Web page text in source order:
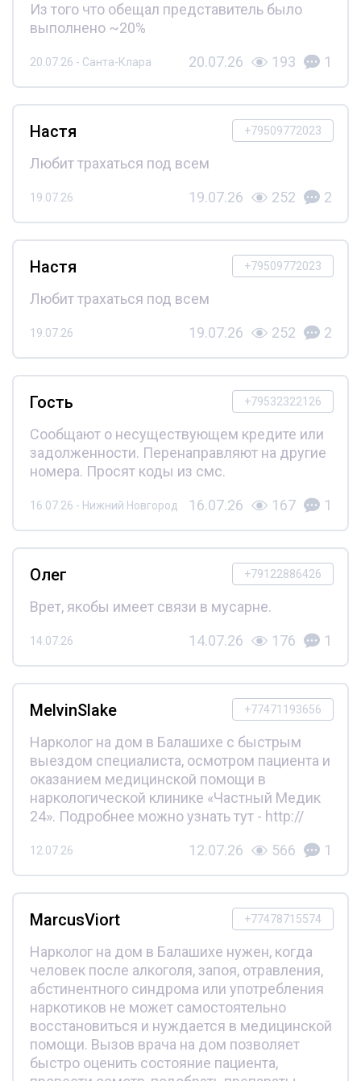
Из того что обещал представитель было
выполнено ~20%
20.07.26 - Санта-Клара 20.07.26 193 1
+79509772023
Настя
Любит трахаться под всем
19.07.26 19.07.26 252 2
+79509772023
Настя
Любит трахаться под всем
19.07.26 19.07.26 252 2
+79532322126
Гость
Сообщают о несуществующем кредите или
задолженности. Перенаправляют на другие
номера. Просят коды из смс.
16.07.26 - Нижний Новгород 16.07.26 167 1
+79122886426
Олег
Врет, якобы имеет связи в мусарне.
14.07.26 14.07.26 176 1
+77471193656
MelvinSlake
Нарколог на дом в Балашихе с быстрым
выездом специалиста, осмотром пациента и
оказанием медицинской помощи в
наркологической клинике «Частный Медик
24». Подробнее можно узнать тут - http://
12.07.26 12.07.26 566 1
+77478715574
MarcusViort
Нарколог на дом в Балашихе нужен, когда
человек после алкоголя, запоя, отравления,
абстинентного синдрома или употребления
наркотиков не может самостоятельно
восстановиться и нуждается в медицинской
помощи. Вызов врача на дом позволяет
быстро оценить состояние пациента,